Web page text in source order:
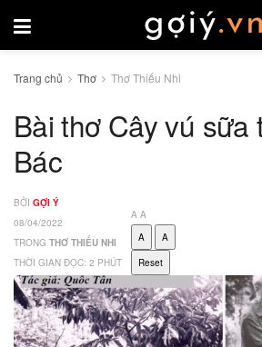
Trang chủ Thơ Thơ Thiếu Nhi
Bài thơ Cây vú sữa
Bác
BỞI GỢI Ý
08/04/2022
TRONG THƠ THIẾU NHI
THỜI GIAN ĐỌC: 2 PHÚT
A A
A
A
Reset